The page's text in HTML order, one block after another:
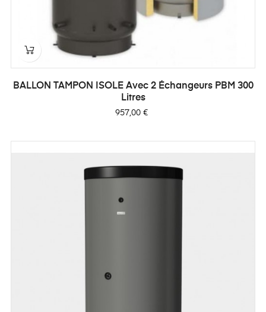
BALLON TAMPON ISOLE Avec 2 Échangeurs PBM 300
Litres
Prix
957,00 €